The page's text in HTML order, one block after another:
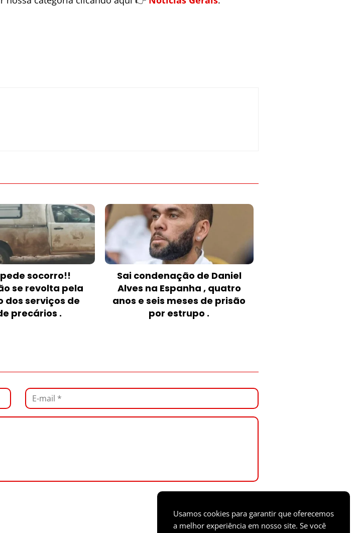
socorro!!
se revolta pela
dos serviços de
precários .
Sai condenação de Daniel
Alves na Espanha , quatro
anos e seis meses de prisão
por estrupo .
Usamos cookies para garantir que oferecemos
a melhor experiência em nosso site. Se você